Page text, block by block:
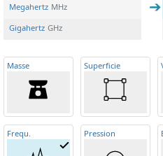
Megahertz MHz
Gigahertz GHz
Masse Superficie
Frequ. Pression